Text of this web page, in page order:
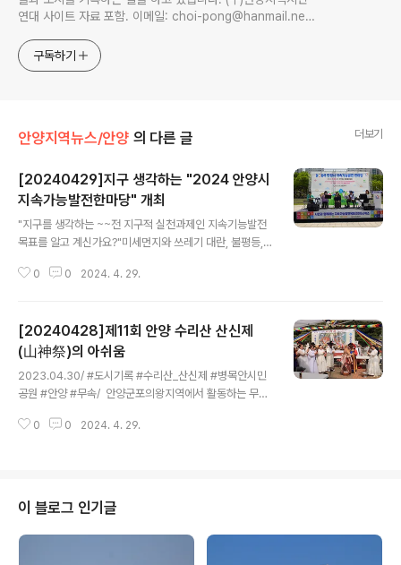
연대 사이트 자료 포함. 이메일: choi-pong@hanmail.net
구독하기
안양지역뉴스/안양 의 다른 글 더보기
[20240429]지구 생각하는 "2024 안양시
지속가능발전한마당" 개최
"지구를 생각하는 ~~전 지구적 실천과제인 지속기능발전
목표를 알고 계신가요?"미세먼지와 쓰레기 대란, 불평등,
해서는 우리 모두가 함께 고민하고 실천해야합니다. 안양
6시까지 평촌중앙공원에서 다양한 실천과 체험을 통해 지
속가능한 지구와 인류를 생각해보는 한마당 행사를 개최한
가운데 이날 행사는 일회용품 사용의 최소화를 위해 Zero
Waste를 추구하며 모두가 지속가능한 사회를 위해 상호
된 기념식에는 강득구.민병덕 국회의원과 윤경숙 보사환경
0 0 2024. 4. 29.
[20240428]제11회 안양 수리산 산신제
(山神祭)의 아쉬움
2023.04.30/ #도시기록 #수리산_산신제 #병목안시민
공원 #안양 #무속/ 안양군포의왕지역에서 활동하는 무속
녕을 기원하는 제11회 수리산 산신제(山神祭)가 4월 28
하고 수리산산신제보존회 주관 아래 해마다 열고 있다. 11
회째 맞이한 금년도 신신제는 안양시와 한민족전통종교총
연합회의 후원으로 열려 소 등 풍성한 제수를 마련해 오
0 0 2024. 4. 29.
이 블로그 인기글